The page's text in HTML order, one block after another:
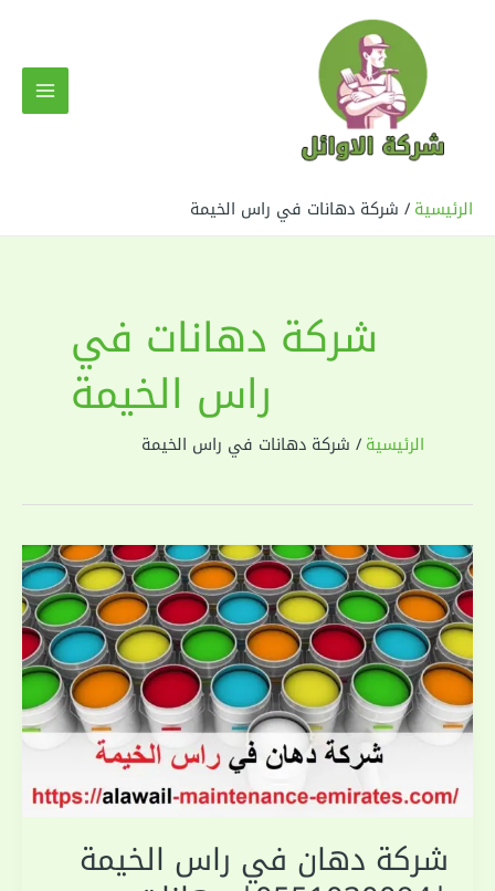
الرئيسية شركة دهانات في راس الخيمة
شركة دهانات في
راس الخيمة
الرئيسية شركة دهانات في راس الخيمة
شركة دهان في راس الخيمة